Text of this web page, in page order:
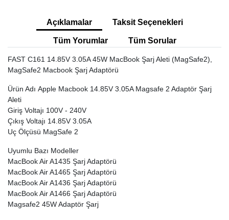
Açıklamalar Taksit Seçenekleri
Tüm Yorumlar Tüm Sorular
FAST C161 14.85V 3.05A 45W MacBook Şarj Aleti (MagSafe2),
MagSafe2 Macbook Şarj Adaptörü
Ürün Adı Apple Macbook 14.85V 3.05A Magsafe 2 Adaptör Şarj
Aleti
Giriş Voltajı 100V - 240V
Çıkış Voltajı 14.85V 3.05A
Uç Ölçüsü MagSafe 2
Uyumlu Bazı Modeller
MacBook Air A1435 Şarj Adaptörü
MacBook Air A1465 Şarj Adaptörü
MacBook Air A1436 Şarj Adaptörü
MacBook Air A1466 Şarj Adaptörü
Magsafe2 45W Adaptör Şarj